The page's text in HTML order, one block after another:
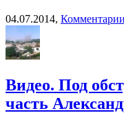
04.07.2014,
Видео. Под
часть